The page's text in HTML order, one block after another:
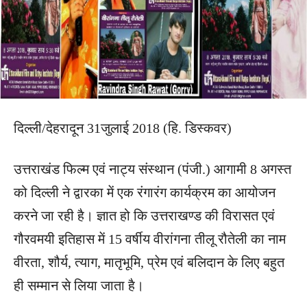
दिल्ली/देहरादून 31जुलाई 2018 (हि. डिस्कवर)
उत्तराखंड फिल्म एवं नाट्य संस्थान (पंजी.) आगामी 8 अगस्त
को दिल्ली ने द्वारका में एक रंगारंग कार्यक्रम का आयोजन
करने जा रही है। ज्ञात हो कि उत्तराखण्ड की विरासत एवं
गौरवमयी इतिहास में 15 वर्षीय वीरांगना तीलू रौतेली का नाम
वीरता, शौर्य, त्याग, मातृभूमि, प्रेम एवं बलिदान के लिए बहुत
ही सम्मान से लिया जाता है।